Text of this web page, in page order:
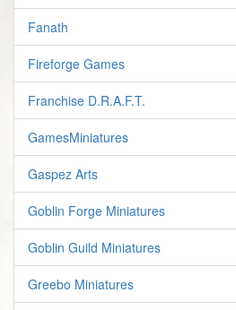
Fanath
Fireforge Games
Franchise D.R.A.F.T.
GamesMiniatures
Gaspez Arts
Goblin Forge Miniatures
Goblin Guild Miniatures
Greebo Miniatures